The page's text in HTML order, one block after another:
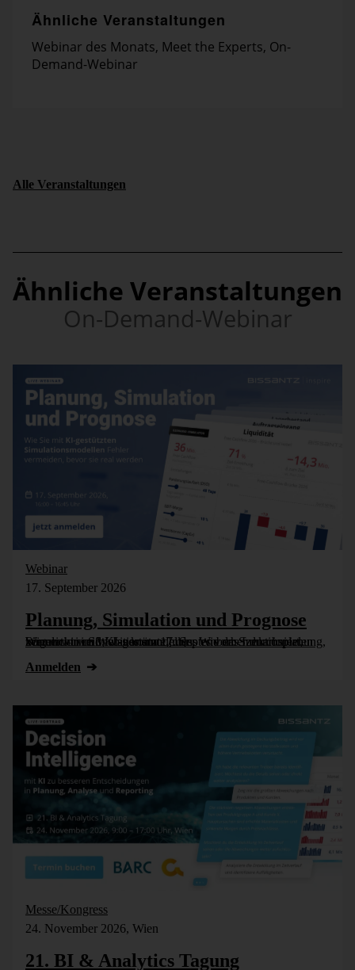
Ähnliche Veranstaltungen
Webinar des Monats, Meet the Experts, On-
Demand-Webinar
Alle Veranstaltungen
Ähnliche Veranstaltungen
On-Demand-Webinar
Webinar
17. September 2026
Planung, Simulation und Prognose
Wer nicht weiß, was kommt, muss es vorher durchspielen können – in Simulationsmodellen. Wie das funktioniert, zeigen wir im Webinar am 17. September: Szenarioplanung, Simulation und KI-gestützte [...]
Anmelden
Messe/Kongress
24. November 2026, Wien
21. BI & Analytics Tagung